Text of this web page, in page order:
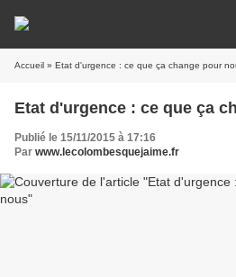
Accueil » Etat d'urgence : ce que ça change pour
Etat d'urgence : ce que ça
Publié le 15/11/2015 à 17:16
Par www.lecolombesquejaime.fr